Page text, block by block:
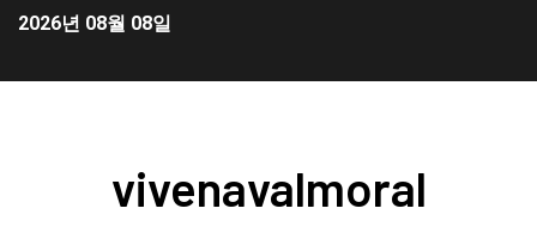
2026년 08월 08일
vivenavalmoral